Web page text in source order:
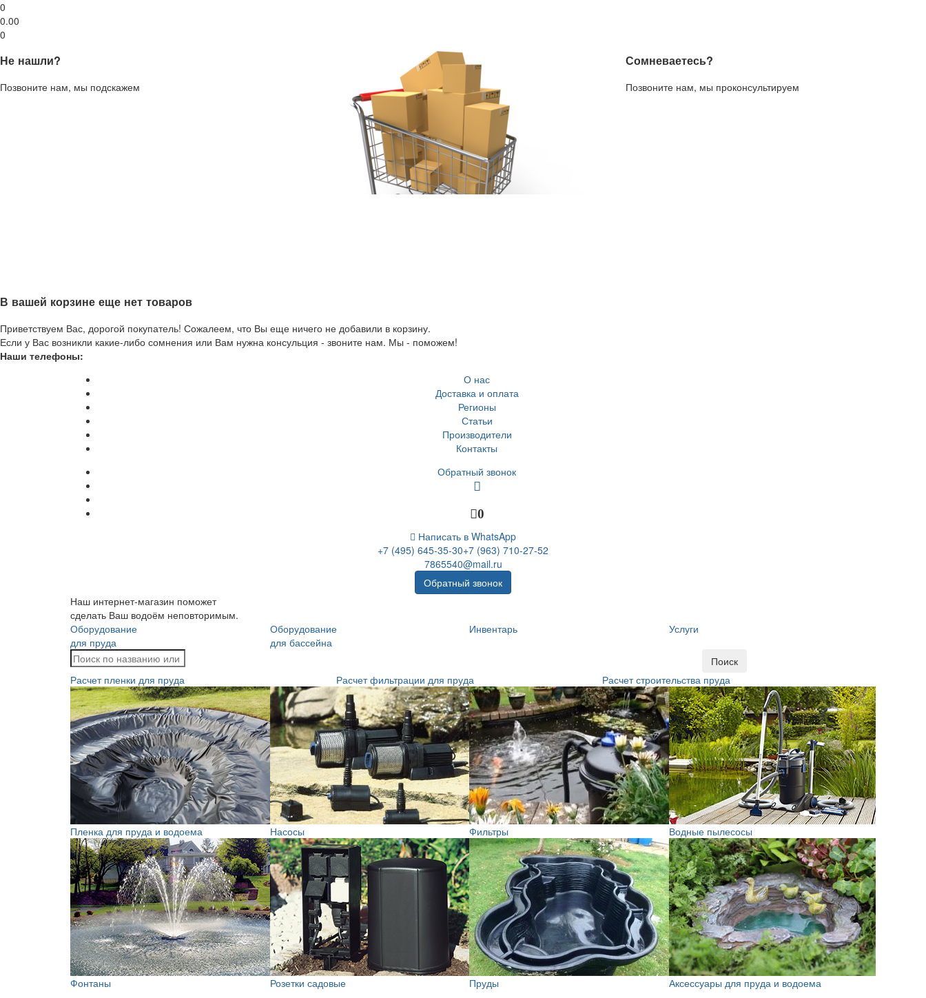
0
0.00
0
Не нашли?
Позвоните нам, мы подскажем
Сомневаетесь?
Позвоните нам, мы проконсультируем
В вашей корзине еще нет товаров
Приветствуем Вас, дорогой покупатель! Сожалеем, что Вы еще ничего не добавили в корзину.
Если у Вас возникли какие-либо сомнения или Вам нужна консульция - звоните нам. Мы - поможем!
Наши телефоны:
О нас
Доставка и оплата
Регионы
Статьи
Производители
Контакты
Обратный звонок
0
Написать в WhatsApp
+7 (495) 645-35-30+7 (963) 710-27-52
7865540@mail.ru
Обратный звонок
Наш интернет-магазин поможет
сделать Ваш водоём неповторимым.
Оборудование
для пруда
Оборудование
для бассейна
Инвентарь Услуги
Поиск
Расчет пленки для пруда
Расчет фильтрации для пруда Расчет строительства пруда
Пленка для пруда и водоема Насосы Фильтры Водные пылесосы
Фонтаны Розетки садовые Пруды
Аксессуары для пруда и водоема